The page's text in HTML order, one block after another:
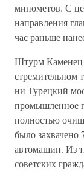
минометов. С
направления
час раньше
Штурм Каменец-
стремительном
ни Турецкий
промышленное
полностью
было захвачено
автомашин. Из
советских